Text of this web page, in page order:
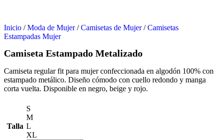
Inicio / Moda de Mujer/ Camisetas de Mujer/ Camisetas
Estampadas Mujer
Camiseta Estampado Metalizado
Camiseta regular fit para mujer confeccionada en algodón 100% con
estampado metálico. Diseño cómodo con cuello redondo y manga
corta vuelta. Disponible en negro, beige y rojo.
Talla
S
M
L
XL